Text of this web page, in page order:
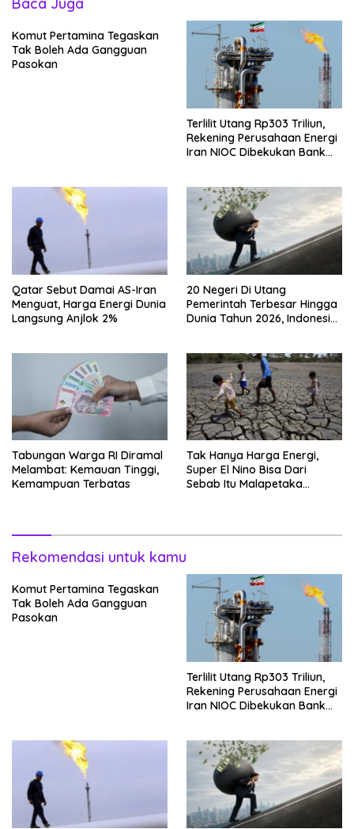
Komut Pertamina Tegaskan
Tak Boleh Ada Gangguan
Pasokan
Terlilit Utang Rp303 Triliun,
Rekening Perusahaan Energi
Iran NIOC Dibekukan Bank
Qatar Sebut Damai AS-Iran
Menguat, Harga Energi Dunia
Langsung Anjlok 2%
20 Negeri Di Utang
Pemerintah Terbesar Hingga
Dunia Tahun 2026, Indonesia
Tabungan Warga RI Diramal
Melambat: Kemauan Tinggi,
Kemampuan Terbatas
Tak Hanya Harga Energi,
Super El Nino Bisa Dari
Sebab Itu Malapetaka
Rekomendasi untuk kamu
Komut Pertamina Tegaskan
Tak Boleh Ada Gangguan
Pasokan
Terlilit Utang Rp303 Triliun,
Rekening Perusahaan Energi
Iran NIOC Dibekukan Bank